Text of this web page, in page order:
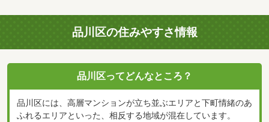
品川区の住みやすさ情報
品川区ってどんなところ？
品川区には、高層マンションが立ち並ぶエリアと下町情緒のあ
ふれるエリアといった、相反する地域が混在しています。